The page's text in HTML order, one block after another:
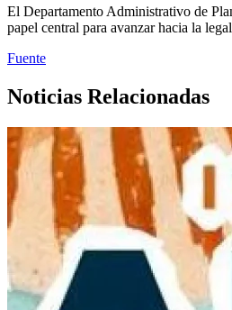
El Departamento Administrativo de
papel central para avanzar hacia la
Fuente
Noticias Relacionadas